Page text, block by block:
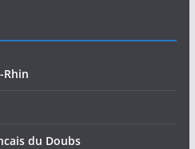
Rhin
du Doubs